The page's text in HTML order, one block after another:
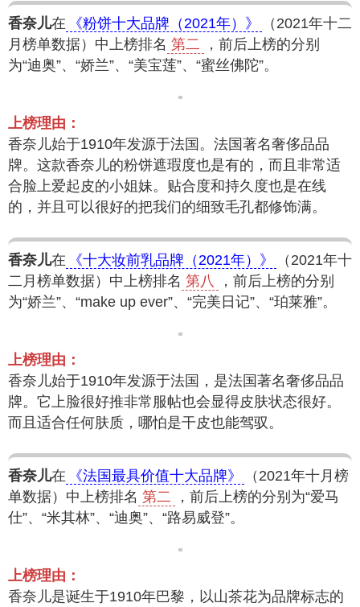
香奈儿在 《粉饼十大品牌（2021年）》
（2021年十二
月榜单数据）中上榜排名 第二
，前后上榜的分别
为“迪奥”、“娇兰”、“美宝莲”、“蜜丝佛陀”。
上榜理由：
香奈儿始于1910年发源于法国。法国著名奢侈品品
牌。这款香奈儿的粉饼遮瑕度也是有的，而且非常适
合脸上爱起皮的小姐妹。贴合度和持久度也是在线
的，并且可以很好的把我们的细致毛孔都修饰满。
香奈儿在 《十大妆前乳品牌（2021年）》
（2021年十
二月榜单数据）中上榜排名 第八
，前后上榜的分别
为“娇兰”、“make up ever”、“完美日记”、“珀莱雅”。
上榜理由：
香奈儿始于1910年发源于法国，是法国著名奢侈品品
牌。它上脸很好推非常服帖也会显得皮肤状态很好。
而且适合任何肤质，哪怕是干皮也能驾驭。
香奈儿在 《法国最具价值十大品牌》
（2021年十月榜
单数据）中上榜排名 第二
，前后上榜的分别为“爱马
仕”、“米其林”、“迪奥”、“路易威登”。
上榜理由：
香奈儿是诞生于1910年巴黎，以山茶花为品牌标志的